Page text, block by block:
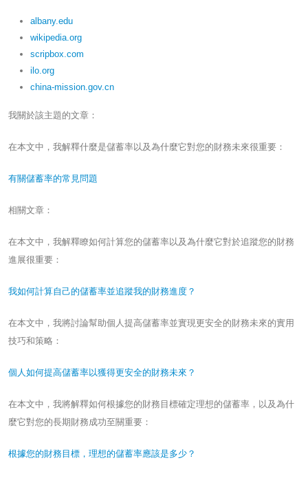
albany.edu
wikipedia.org
scripbox.com
ilo.org
china-mission.gov.cn
我關於該主題的文章：
在本文中，我解釋什麼是儲蓄率以及為什麼它對您的財務未來很重要：
有關儲蓄率的常見問題
相關文章：
在本文中，我解釋瞭如何計算您的儲蓄率以及為什麼它對於追蹤您的財務
進展很重要：
我如何計算自己的儲蓄率並追蹤我的財務進度？
在本文中，我將討論幫助個人提高儲蓄率並實現更安全的財務未來的實用
技巧和策略：
個人如何提高儲蓄率以獲得更安全的財務未來？
在本文中，我將解釋如何根據您的財務目標確定理想的儲蓄率，以及為什
麼它對您的長期財務成功至關重要：
根據您的財務目標，理想的儲蓄率應該是多少？